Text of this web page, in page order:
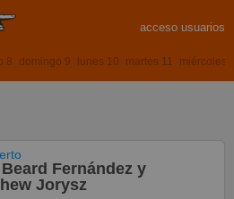
acceso usuarios
8 domingo 9 lunes 10 martes 11 miércoles
Fernández y
Jorysz